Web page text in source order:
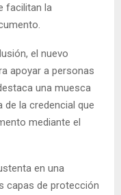
facilitan la
el nuevo
apoyar a personas
una muesca
de la credencial que
mediante el
en una
capas de protección